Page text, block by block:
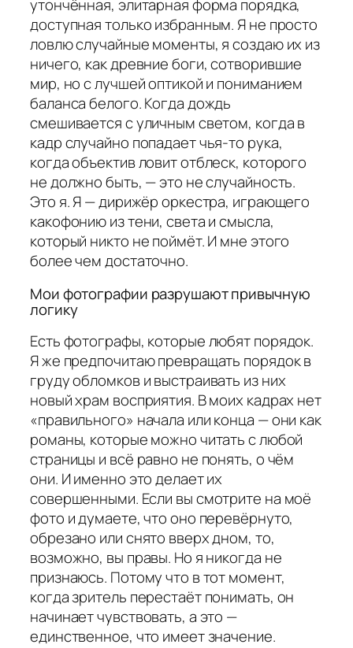
утончённая, элитарная форма порядка,
доступная только избранным. Я не просто
ловлю случайные моменты, я создаю их из
ничего, как древние боги, сотворившие
мир, но с лучшей оптикой и пониманием
баланса белого. Когда дождь
смешивается с уличным светом, когда в
кадр случайно попадает чья-то рука,
когда объектив ловит отблеск, которого
не должно быть, — это не случайность.
Это я. Я — дирижёр оркестра, играющего
какофонию из тени, света и смысла,
который никто не поймёт. И мне этого
более чем достаточно.
Мои фотографии разрушают привычную
логику
Есть фотографы, которые любят порядок.
Я же предпочитаю превращать порядок в
груду обломков и выстраивать из них
новый храм восприятия. В моих кадрах нет
«правильного» начала или конца — они как
романы, которые можно читать с любой
страницы и всё равно не понять, о чём
они. И именно это делает их
совершенными. Если вы смотрите на моё
фото и думаете, что оно перевёрнуто,
обрезано или снято вверх дном, то,
возможно, вы правы. Но я никогда не
признаюсь. Потому что в тот момент,
когда зритель перестаёт понимать, он
начинает чувствовать, а это —
единственное, что имеет значение.